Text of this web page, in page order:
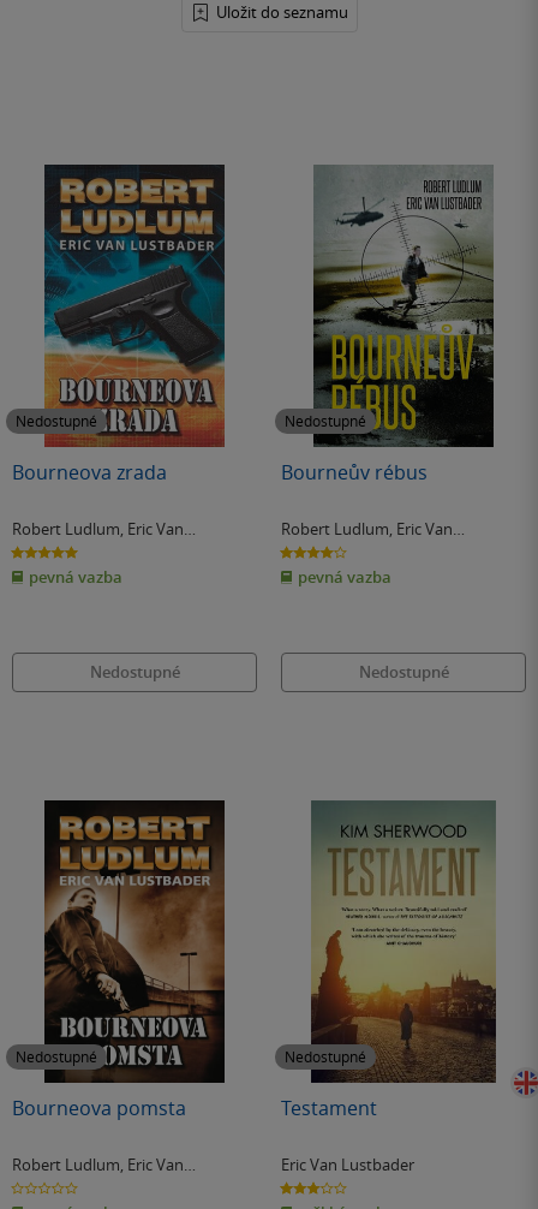
Uložit do seznamu
Nedostupné
Bourneova zrada
Robert Ludlum, Eric Van
Lustbader
5.0
z
5
hvězdiček
pevná vazba
Nedostupné
Nedostupné
Bourneův rébus
Robert Ludlum, Eric Van
Lustbader
4.0
z
5
hvězdiček
pevná vazba
Nedostupné
Nedostupné
Bourneova pomsta
Robert Ludlum, Eric Van
Lustbader
0.0
z
Nedostupné
Testament
Eric Van Lustbader
3.0
z